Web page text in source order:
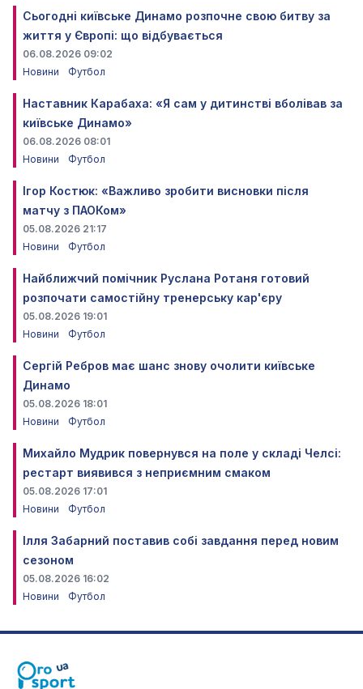
Сьогодні київське Динамо розпочне свою битву за
життя у Європі: що відбувається
06.08.2026 09:02
Новини
Футбол
Наставник Карабаха: «Я сам у дитинстві вболівав за
київське Динамо»
06.08.2026 08:01
Новини
Футбол
Ігор Костюк: «Важливо зробити висновки після
матчу з ПАОКом»
05.08.2026 21:17
Новини
Футбол
Найближчий помічник Руслана Ротаня готовий
розпочати самостійну тренерську кар'єру
05.08.2026 19:01
Новини
Футбол
Сергій Ребров має шанс знову очолити київське
Динамо
05.08.2026 18:01
Новини
Футбол
Михайло Мудрик повернувся на поле у складі Челсі:
рестарт виявився з неприємним смаком
05.08.2026 17:01
Новини
Футбол
Ілля Забарний поставив собі завдання перед новим
сезоном
05.08.2026 16:02
Новини
Футбол